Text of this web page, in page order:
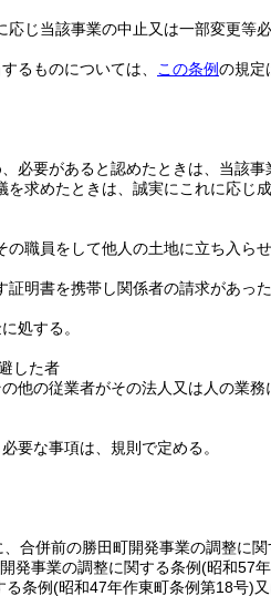
じ当該事業の中止又は一部変更等
るものについては、 この条例の規定
必要があると認めたときは、当該
求めたときは、誠実にこれに応じ
職員をして他人の土地に立ち入ら
明書を携帯し関係者の請求があっ
処する。
した者
他の従業者がその法人又は人の業務
要な事項は、規則で定める。
合併前の勝田町開発事業の調整に関
開発事業の調整に関する条例(昭和57
る条例(昭和47年作東町条例第18号)